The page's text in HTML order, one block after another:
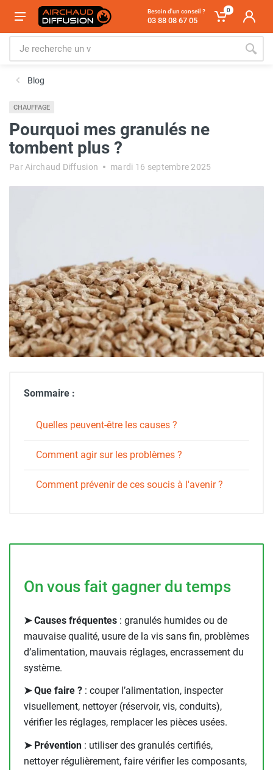
Besoin d'un conseil ?
03 88 08 67 05
0
Blog
CHAUFFAGE
Pourquoi mes granulés ne
tombent plus ?
Par Airchaud Diffusion mardi 16 septembre 2025
Sommaire :
Quelles peuvent-être les causes ?
Comment agir sur les problèmes ?
Comment prévenir de ces soucis à l'avenir ?
On vous fait gagner du temps
➤ Causes fréquentes : granulés humides ou de
mauvaise qualité, usure de la vis sans fin, problèmes
d’alimentation, mauvais réglages, encrassement du
système.
➤ Que faire ? : couper l’alimentation, inspecter
visuellement, nettoyer (réservoir, vis, conduits),
vérifier les réglages, remplacer les pièces usées.
➤ Prévention : utiliser des granulés certifiés,
nettoyer régulièrement, faire vérifier les composants,